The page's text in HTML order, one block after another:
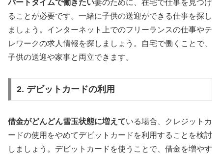
パートタイムで働きたい妻のために、在宅で仕事を見つけ
ることが必要です。一緒に子供の送迎ができる仕事を探し
ましょう。インターネット上でのフリーランスの仕事やテ
レワークの求人情報を探しましょう。自宅で働くことで、
子供の送迎や家事と両立できます。
2. デビットカードの利用
借金がどんどん雪玉状態に増えている場合、クレジットカ
ードの使用をやめてデビットカードを利用することを検討
しましょう。デビットカードを使うことで、借金を増やす